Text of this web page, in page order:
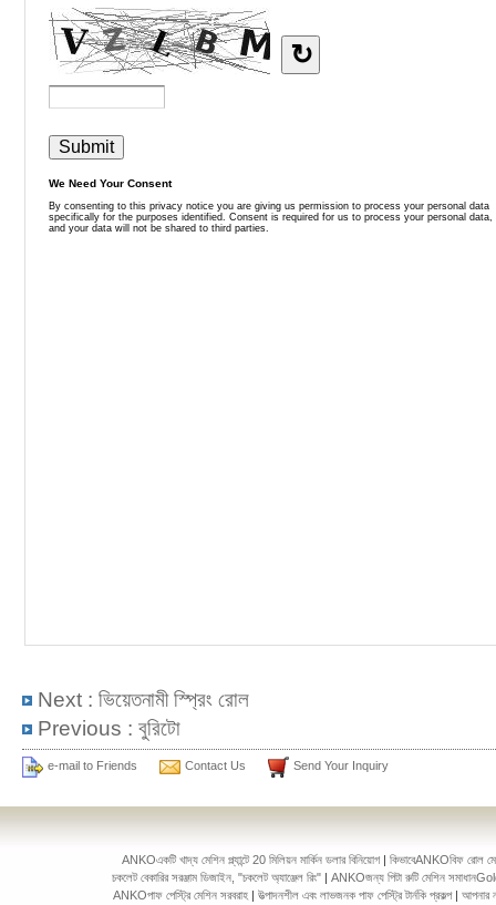
Next : ভিয়েতনামী স্প্রিং রোল
Previous : বুরিটো
e-mail to Friends Contact Us Send Your Inquiry
ANKOএকটি খাদ্য মেশিন প্ল্যান্টে 20 মিলিয়ন মার্কিন ডলার বিনিয়োগ |কিভাবেANKOবিফ রোল
চকলেট বেকারির সরঞ্জাম ডিজাইন, "চকলেট অ্যাঞ্জেল রিং" |ANKOজন্য পিটা রুটি মেশিন
ANKOপাফ পেস্ট্রি মেশিন সরবরাহ |উত্পাদনশীল এবং লাভজনক পাফ পেস্ট্রি টার্নকি প্রকল্প|আপনার